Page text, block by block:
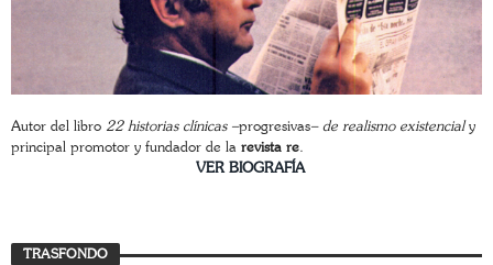
Autor del libro 22 historias clínicas –progresivas– de realismo existencialy
principal promotor y fundador de la revista re.
VER BIOGRAFÍA
TRASFONDO